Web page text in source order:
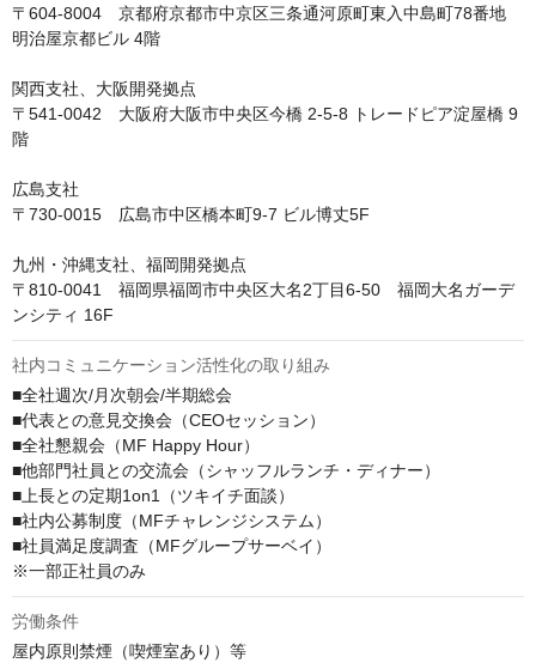
〒604-8004　京都府京都市中京区三条通河原町東入中島町78番地
明治屋京都ビル 4階
関西支社、大阪開発拠点
〒541-0042　大阪府大阪市中央区今橋 2-5-8 トレードピア淀屋橋 9
階
広島支社
〒730-0015　広島市中区橋本町9-7 ビル博丈5F
九州・沖縄支社、福岡開発拠点
〒810-0041　福岡県福岡市中央区大名2丁目6-50　福岡大名ガーデ
ンシティ 16F
社内コミュニケーション活性化の取り組み
■全社週次/月次朝会/半期総会
■代表との意見交換会（CEOセッション）
■全社懇親会（MF Happy Hour）
■他部門社員との交流会（シャッフルランチ・ディナー）
■上長との定期1on1（ツキイチ面談）
■社内公募制度（MFチャレンジシステム）
■社員満足度調査（MFグループサーベイ）
※一部正社員のみ
労働条件
屋内原則禁煙（喫煙室あり）等